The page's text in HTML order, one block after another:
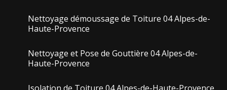
Nettoyage démoussage de Toiture 04 Alpes-de-
Haute-Provence
Nettoyage et Pose de Gouttière 04 Alpes-de-
Haute-Provence
Isolation de Toiture 04 Alpes-de-Haute-Provence